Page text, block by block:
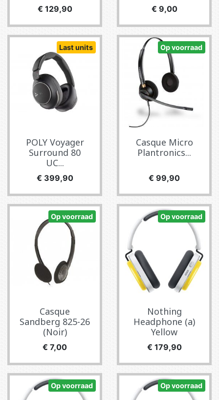
Prijs
€ 129,90 Prijs
€ 9,00
Last units
POLY Voyager
Surround 80
UC...
Prijs
€ 399,90
Op voorraad
Casque Micro
Plantronics...
Prijs
€ 99,90
Op voorraad
Casque
Sandberg 825-26
(Noir)
Prijs
€ 7,00
Op voorraad
Nothing
Headphone (a)
Yellow
Prijs
€ 179,90
Op voorraad Op voorraad